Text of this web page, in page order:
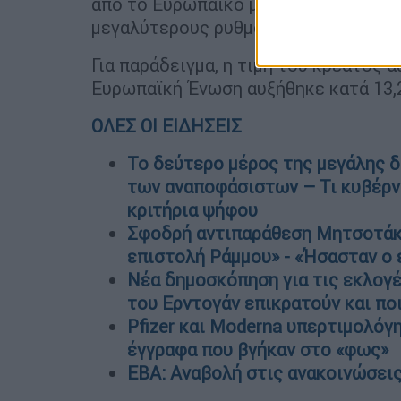
μεγαλύτερους ρυθμούς από ότι
Για παράδειγμα, η τιμή του κρέατος
Ευρωπαϊκή Ένωση αυξήθηκε κατά
ΟΛΕΣ ΟΙ ΕΙΔΗΣΕΙΣ
Το δεύτερο μέρος της μεγάλης
των αναποφάσιστων – Τι
κριτήρια ψήφου
Σφοδρή αντιπαράθεση
επιστολή Ράμμου» - «Ήσασταν
Νέα δημοσκόπηση για τις
του Ερντογάν επικρατούν και
Pfizer και Moderna
έγγραφα που βγήκαν στο «φως»
ΕΒΑ: Αναβολή στις